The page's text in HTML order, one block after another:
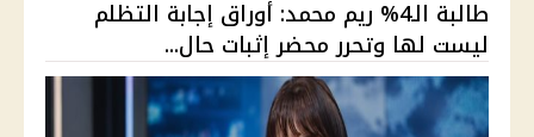
طالبة الـ4% ريم محمد: أوراق إجابة التظلم
ليست لها وتحرر محضر إثبات حال...